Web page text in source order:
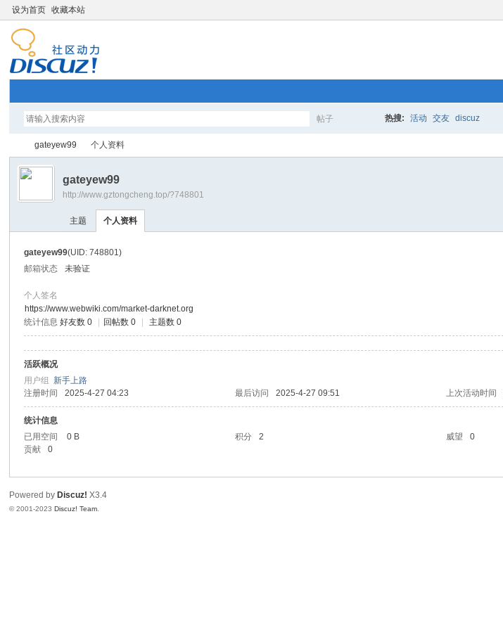
设为首页 收藏本站
帖子 热搜: 活动 交友 discuz
›
gateyew99 个人资料
gateyew99
http://www.gztongcheng.top/?748801
主题 个人资料
gateyew99(UID: 748801)
邮箱状态
未验证
个人签名
https://www.webwiki.com/market-darknet.org
统计信息 好友数 0 回帖数 0 主题数 0
活跃概况
用户组新手上路
注册时间
2025-4-27 04:23 最后访问 2025-4-27 09:51 上次活动时间
统计信息
已用空间
0 B 积分 2 威望 0
贡献
0
Powered by Discuz! X3.4
© 2001-2023Discuz! Team